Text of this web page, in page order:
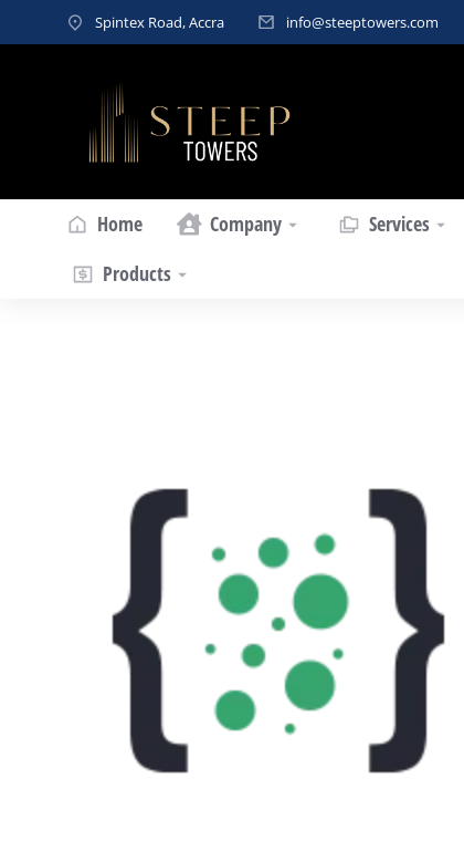
Spintex Road, Accra info@steeptowers.com
Home Company Services
Products